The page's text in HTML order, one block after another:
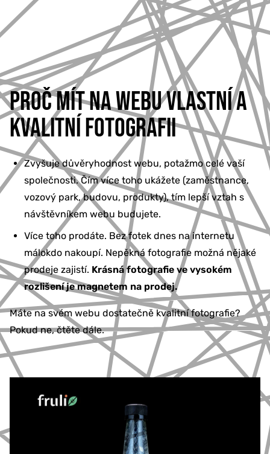
PROČ MÍT NA WEBU VLASTNÍ A
KVALITNÍ FOTOGRAFII
Zvyšuje důvěryhodnost webu, potažmo celé vaší
společnosti. Čím více toho ukážete (zaměstnance,
vozový park, budovu, produkty), tím lepší vztah s
návštěvníkem webu budujete.
Více toho prodáte. Bez fotek dnes na internetu
málokdo nakoupí. Nepěkná fotografie možná nějaké
prodeje zajistí. Krásná fotografie ve vysokém
rozlišení je magnetem na prodej.
Máte na svém webu dostatečně kvalitní fotografie?
Pokud ne, čtěte dále.